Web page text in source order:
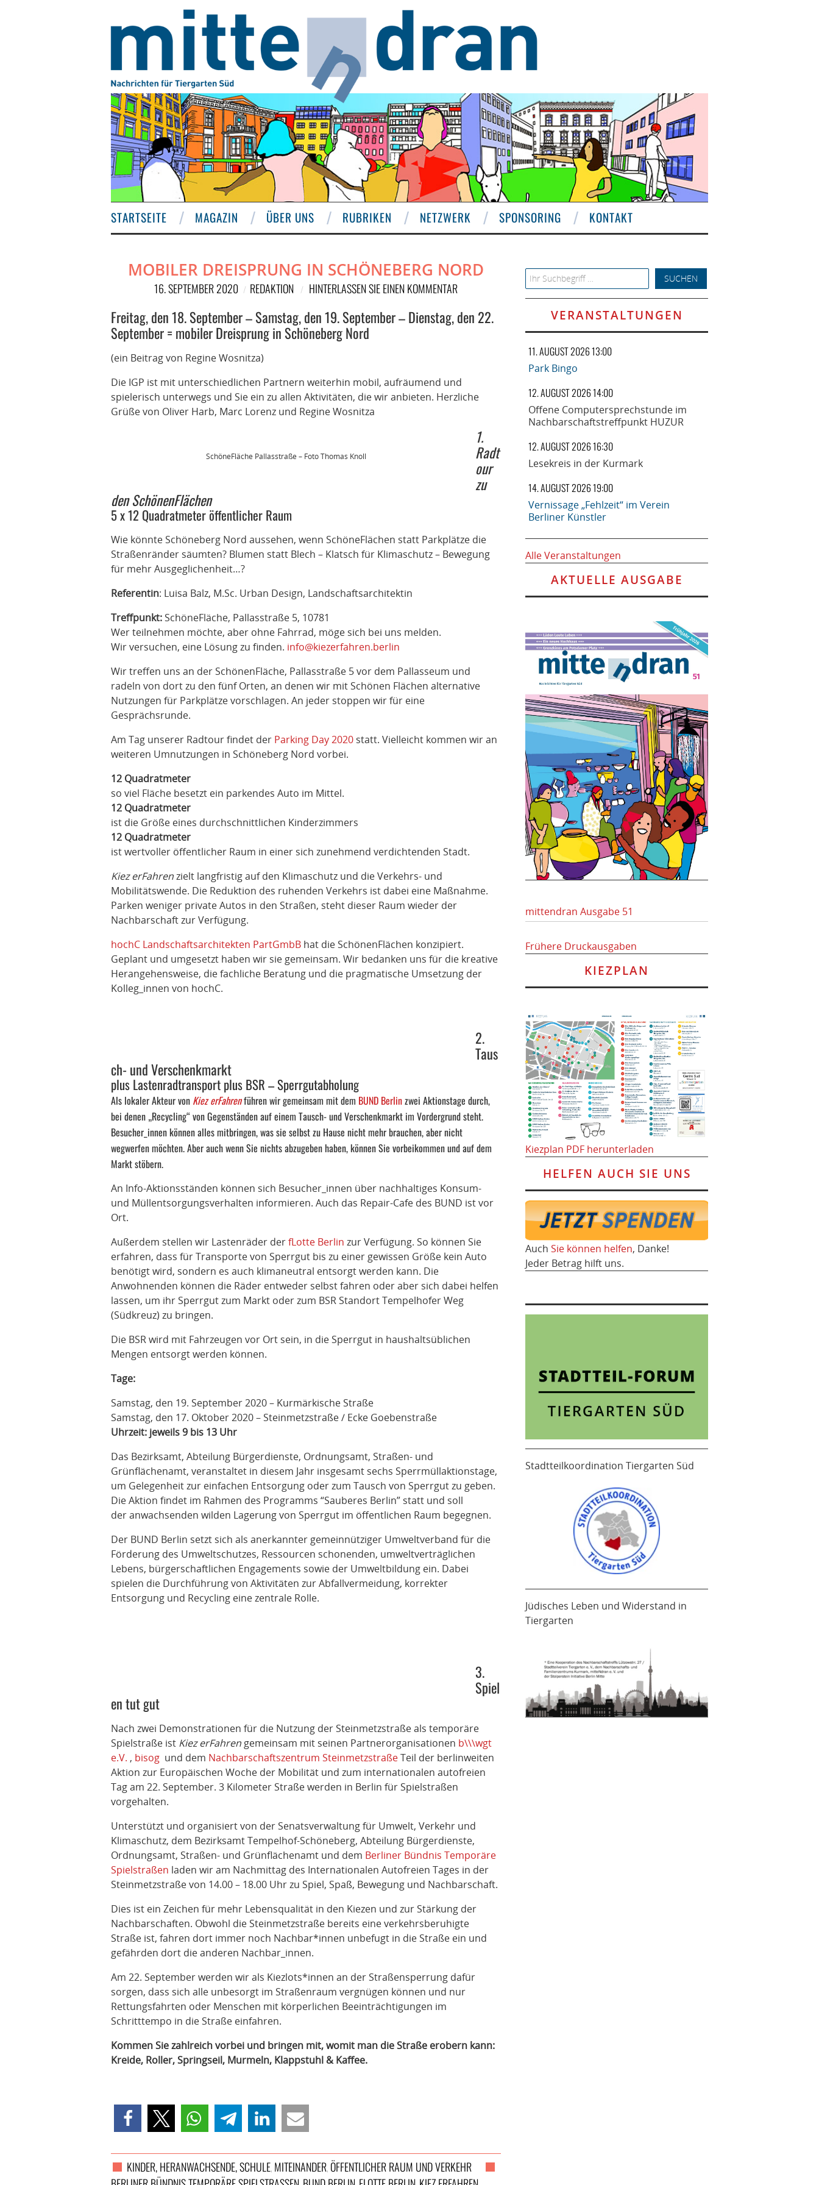
STARTSEITE MAGAZIN ÜBER UNS RUBRIKEN NETZWERK SPONSORING KONTAKT
MOBILER DREISPRUNG IN SCHÖNEBERG NORD
16. SEPTEMBER 2020 REDAKTION HINTERLASSEN SIE EINEN KOMMENTAR
Freitag, den 18. September – Samstag, den 19. September – Dienstag, den 22.
September = mobiler Dreisprung in Schöneberg Nord
(ein Beitrag von Regine Wosnitza)
Die IGP ist mit unterschiedlichen Partnern weiterhin mobil, aufräumend und
spielerisch unterwegs und Sie ein zu allen Aktivitäten, die wir anbieten. Herzliche
Grüße von Oliver Harb, Marc Lorenz und Regine Wosnitza
SchöneFläche Pallasstraße – Foto Thomas Knoll
1.
Radt
our
zu
den SchönenFlächen
5 x 12 Quadratmeter öffentlicher Raum
Wie könnte Schöneberg Nord aussehen, wenn SchöneFlächen statt Parkplätze die
Straßenränder säumten? Blumen statt Blech – Klatsch für Klimaschutz – Bewegung
für mehr Ausgeglichenheit…?
Referentin: Luisa Balz, M.Sc. Urban Design, Landschaftsarchitektin
Treffpunkt: SchöneFläche, Pallasstraße 5, 10781
Wer teilnehmen möchte, aber ohne Fahrrad, möge sich bei uns melden.
Wir versuchen, eine Lösung zu finden. info@kiezerfahren.berlin
Wir treffen uns an der SchönenFläche, Pallasstraße 5 vor dem Pallasseum und
radeln von dort zu den fünf Orten, an denen wir mit Schönen Flächen alternative
Nutzungen für Parkplätze vorschlagen. An jeder stoppen wir für eine
Gesprächsrunde.
Am Tag unserer Radtour findet der Parking Day 2020 statt. Vielleicht kommen wir an
weiteren Umnutzungen in Schöneberg Nord vorbei.
12 Quadratmeter
so viel Fläche besetzt ein parkendes Auto im Mittel.
12 Quadratmeter
ist die Größe eines durchschnittlichen Kinderzimmers
12 Quadratmeter
ist wertvoller öffentlicher Raum in einer sich zunehmend verdichtenden Stadt.
Kiez erFahrenzielt langfristig auf den Klimaschutz und die Verkehrs- und
Mobilitätswende. Die Reduktion des ruhenden Verkehrs ist dabei eine Maßnahme.
Parken weniger private Autos in den Straßen, steht dieser Raum wieder der
Nachbarschaft zur Verfügung.
hochC Landschaftsarchitekten PartGmbB hat die SchönenFlächen konzipiert.
Geplant und umgesetzt haben wir sie gemeinsam. Wir bedanken uns für die kreative
Herangehensweise, die fachliche Beratung und die pragmatische Umsetzung der
Kolleg_innen von hochC.
2.
Taus
ch- und Verschenkmarkt
plus Lastenradtransport plus BSR – Sperrgutabholung
Als lokaler Akteur von Kiez erFahrenführen wir gemeinsam mit dem BUND Berlinzwei Aktionstage durch,
bei denen „Recycling“ von Gegenständen auf einem Tausch- und Verschenkmarkt im Vordergrund steht.
Besucher_innen können alles mitbringen, was sie selbst zu Hause nicht mehr brauchen, aber nicht
wegwerfen möchten. Aber auch wenn Sie nichts abzugeben haben, können Sie vorbeikommen und auf dem
Markt stöbern.
An Info-Aktionsständen können sich Besucher_innen über nachhaltiges Konsum-
und Müllentsorgungsverhalten informieren. Auch das Repair-Cafe des BUND ist vor
Ort.
Außerdem stellen wir Lastenräder derfLotte Berlin zur Verfügung. So können Sie
erfahren, dass für Transporte von Sperrgut bis zu einer gewissen Größe kein Auto
benötigt wird, sondern es auch klimaneutral entsorgt werden kann. Die
Anwohnenden können die Räder entweder selbst fahren oder aber sich dabei helfen
lassen, um ihr Sperrgut zum Markt oder zum BSR Standort Tempelhofer Weg
(Südkreuz) zu bringen.
Die BSR wird mit Fahrzeugen vor Ort sein, in die Sperrgut in haushaltsüblichen
Mengen entsorgt werden können.
Tage:
Samstag, den 19. September 2020 – Kurmärkische Straße
Samstag, den 17. Oktober 2020 – Steinmetzstraße / Ecke Goebenstraße
Uhrzeit: jeweils 9 bis 13 Uhr
Das Bezirksamt, Abteilung Bürgerdienste, Ordnungsamt, Straßen- und
Grünflächenamt, veranstaltet in diesem Jahr insgesamt sechs Sperrmüllaktionstage,
um Gelegenheit zur einfachen Entsorgung oder zum Tausch von Sperrgut zu geben.
Die Aktion findet im Rahmen des Programms “Sauberes Berlin” statt und soll
der anwachsenden wilden Lagerung von Sperrgut im öffentlichen Raum begegnen.
Der BUND Berlin setzt sich als anerkannter gemeinnütziger Umweltverband für die
Förderung des Umweltschutzes, Ressourcen schonenden, umweltverträglichen
Lebens, bürgerschaftlichen Engagements sowie der Umweltbildung ein. Dabei
spielen die Durchführung von Aktivitäten zur Abfallvermeidung, korrekter
Entsorgung und Recycling eine zentrale Rolle.
3.
Spiel
en tut gut
Nach zwei Demonstrationen für die Nutzung der Steinmetzstraße als temporäre
Spielstraße ist Kiez erFahren gemeinsam mit seinen Partnerorganisationen b\\\wgt
e.V. , bisog und dem Nachbarschaftszentrum SteinmetzstraßeTeil der berlinweiten
Aktion zur Europäischen Woche der Mobilität und zum internationalen autofreien
Tag am 22. September. 3 Kilometer Straße werden in Berlin für Spielstraßen
vorgehalten.
Unterstützt und organisiert von der Senatsverwaltung für Umwelt, Verkehr und
Klimaschutz, dem Bezirksamt Tempelhof-Schöneberg, Abteilung Bürgerdienste,
Ordnungsamt, Straßen- und Grünflächenamt und dem Berliner Bündnis Temporäre
Spielstraßen laden wir am Nachmittag des Internationalen Autofreien Tages in der
Steinmetzstraße von 14.00 – 18.00 Uhr zu Spiel, Spaß, Bewegung und Nachbarschaft.
Dies ist ein Zeichen für mehr Lebensqualität in den Kiezen und zur Stärkung der
Nachbarschaften. Obwohl die Steinmetzstraße bereits eine verkehrsberuhigte
Straße ist, fahren dort immer noch Nachbar*innen unbefugt in die Straße ein und
gefährden dort die anderen Nachbar_innen.
Am 22. September werden wir als Kiezlots*innen an der Straßensperrung dafür
sorgen, dass sich alle unbesorgt im Straßenraum vergnügen können und nur
Rettungsfahrten oder Menschen mit körperlichen Beeinträchtigungen im
Schritttempo in die Straße einfahren.
Kommen Sie zahlreich vorbei und bringen mit, womit man die Straße erobern kann:
Kreide, Roller, Springseil, Murmeln, Klappstuhl & Kaffee.
KINDER, HERANWACHSENDE, SCHULE, MITEINANDER, ÖFFENTLICHER RAUM UND VERKEHR
Search for:
VERANSTALTUNGEN
11. AUGUST 2026 13:00
Park Bingo
12. AUGUST 2026 14:00
Offene Computersprechstunde im
Nachbarschaftstreffpunkt HUZUR
12. AUGUST 2026 16:30
Lesekreis in der Kurmark
14. AUGUST 2026 19:00
Vernissage „Fehlzeit“ im Verein
Berliner Künstler
Alle Veranstaltungen
AKTUELLE AUSGABE
mittendran Ausgabe 51
Frühere Druckausgaben
KIEZPLAN
Kiezplan PDF herunterladen
HELFEN AUCH SIE UNS
Auch Sie können helfen, Danke!
Jeder Betrag hilft uns.
Stadtteilkoordination Tiergarten Süd
Jüdisches Leben und Widerstand in
Tiergarten